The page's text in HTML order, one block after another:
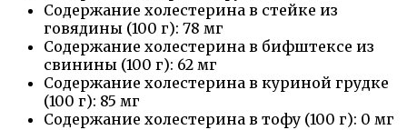
Содержание холестерина в стейке из
говядины (100 г): 78 мг
Содержание холестерина в бифштексе из
свинины (100 г): 62 мг
Содержание холестерина в куриной грудке
(100 г): 85 мг
Содержание холестерина в тофу (100 г): 0 мг